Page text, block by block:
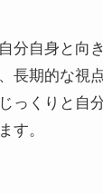
分自身と向
長期的な視
っくりと自
す。